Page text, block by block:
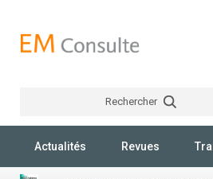
Rechercher
Actualités Revues